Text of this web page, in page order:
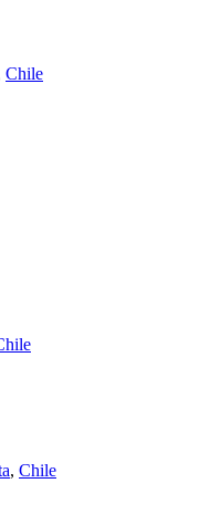
Chile
, Chile